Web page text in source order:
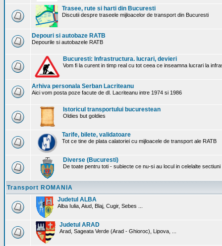
Trasee, rute si harti din Bucuresti
Discutii despre traseele mijloacelor de transport din Bucuresti
Depouri si autobaze RATB
Depourile si autobazele RATB
Bucuresti: Infrastructura. lucrari, devieri
Vom fi la curent in timp real cu tot ceea ce inseamna lucrari la
Arhiva personala Serban Lacriteanu
Aici vom posta poze facute de dl. Lacriteanu intre 1974 si 1986
Istoricul transportului bucurestean
Oldies but goldies
Tarife, bilete, validatoare
Tot ce tine de plata calatoriei cu mijloacele de transport ale RATB
Diverse (Bucuresti)
De toate pentru toti - subiecte ce nu-si au locul in celelalte
Transport ROMANIA
Judetul ALBA
Alba Iulia, Aiud, Blaj, Cugir, Sebes ...
Judetul ARAD
Arad, Sageata Verde (Arad - Ghioroc), Lipova, ...